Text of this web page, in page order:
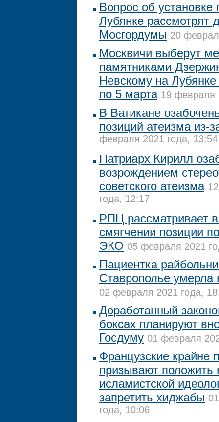
Вопрос об установке
Лубянке рассмотрят
Мосгордумы 20
Москвичи выберут
памятниками
Невскому на
по 5 марта 19 февраля
В Ватикане
позиций атеизма из-
февраля 2021 года, 13:54
Патриарх Кирилл
возрождением
советского атеизма
года, 12:17
РПЦ рассматривает
смягчении позиции
ЭКО 05 февраля 2021
Пациентка
Ставрополье умерла
02 февраля 2021 года,
Доработанный
боксах планируют
Госдуму 01 февраля
Французские крайне
призывают положить
исламистской
запретить хиджабы
года, 10:06